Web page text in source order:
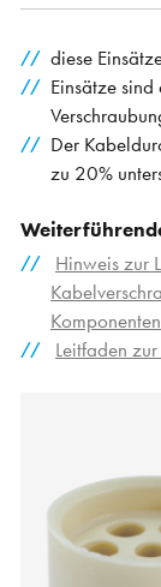
diese
Einsätze
Der
zu 20%
Hinweis zur
Komponenten
Leitfaden